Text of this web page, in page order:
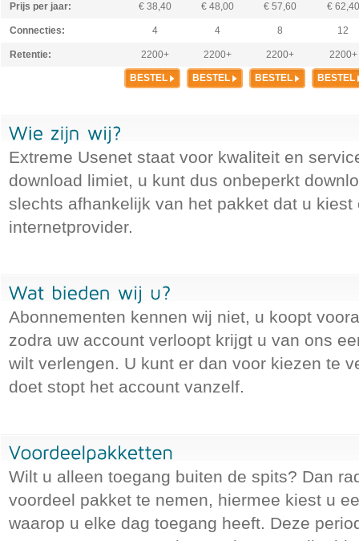
Prijs per jaar: € 38,40 € 48,00 € 57,60 € 62,40
Connecties: 4 4 8 12
Retentie: 2200+ 2200+ 2200+ 2200+
BESTEL BESTEL BESTEL BESTEL
Extreme Usenet staat voor kwaliteit en
download limiet, u kunt dus onbeperkt
slechts afhankelijk van het pakket dat u kiest
internetprovider.
Abonnementen kennen wij niet, u koopt
zodra uw account verloopt krijgt u van ons
wilt verlengen. U kunt er dan voor kiezen te
doet stopt het account vanzelf.
Wilt u alleen toegang buiten de spits? Dan
voordeel pakket te nemen, hiermee kiest u
waarop u elke dag toegang heeft. Deze